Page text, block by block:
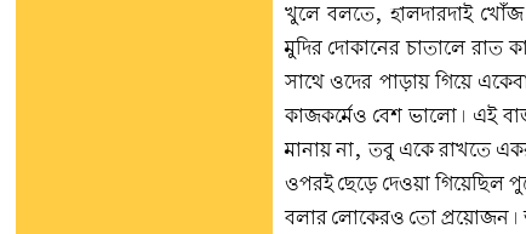
খুলে বলতে, হালদারদাই খোঁজ
মুদির দোকানের চাতালে রাত
সাথে ওদের পাড়ায় গিয়ে
কাজকর্মেও বেশ ভালো। এই
মানায় না, তবু একে রাখতে
ওপরই ছেড়ে দেওয়া গিয়েছিল
বলার লোকেরও তো প্রয়োজন।